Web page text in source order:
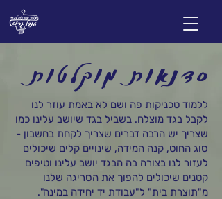
סדנאות מוקלטות
ללמוד טכניקות פה ושם לא באמת עוזר לנו
לקבל בגד מוצלח. בשביל בגד שיושב עלינו כמו
שצריך יש הרבה דברים שצריך לקחת בחשבון -
סוג החוט, קנה המידה, שינויים קלים שיכולים
לעזור לנו בצורה בה הבגד יושב עלינו וטיפים
קטנים שיכולים להפוך את הסריגה שלנו
מ"תוצרת בית" ל"עבודת יד יחידה במינה".